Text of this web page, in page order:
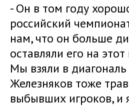
- Он в том году
российский
нам, что он больше
оставляли его на
Мы взяли в
Железняков тоже
выбывших игроков, и